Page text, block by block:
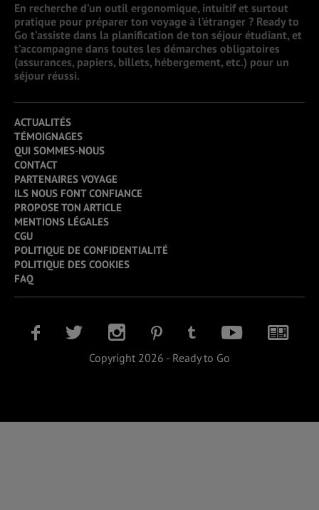
En recherche d’un outil ergonomique, intuitif et surtout
pratique pour préparer ton voyage à l’étranger ? Ready to
Go t’assiste dans la planification de ton séjour étudiant, et
t’accompagne dans toutes les démarches obligatoires
(assurances, papiers, billets, hébergement, etc.) pour un
séjour réussi.
ACTUALITÉS
TÉMOIGNAGES
QUI SOMMES-NOUS
CONTACT
PARTENAIRES VOYAGE
ILS NOUS FONT CONFIANCE
PROPOSE TON ARTICLE
MENTIONS LÉGALES
CGU
POLITIQUE DE CONFIDENTIALITÉ
POLITIQUE DES COOKIES
FAQ
Copyright 2026 - Ready to Go